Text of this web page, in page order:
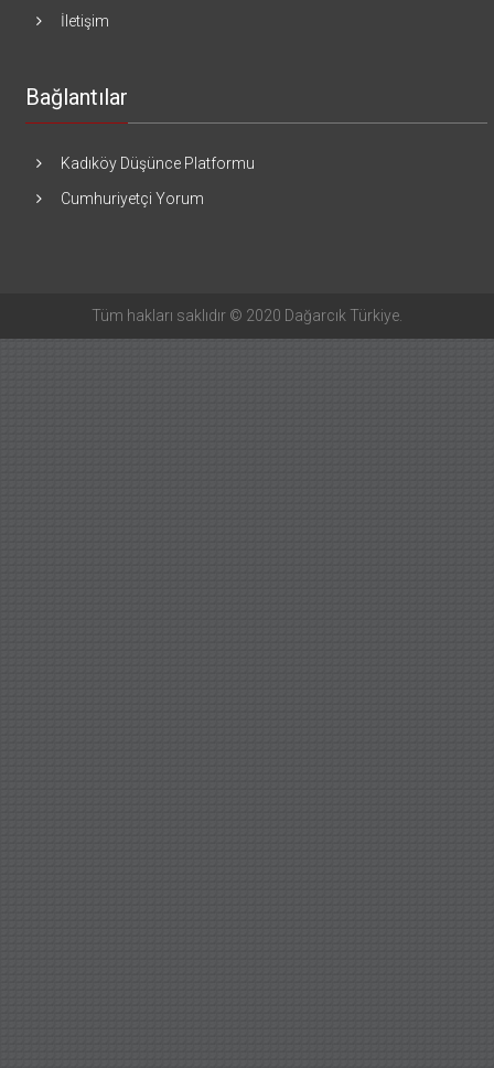
İletişim
Bağlantılar
Kadıköy Düşünce Platformu
Cumhuriyetçi Yorum
Tüm hakları saklıdır © 2020 Dağarcık Türkiye.